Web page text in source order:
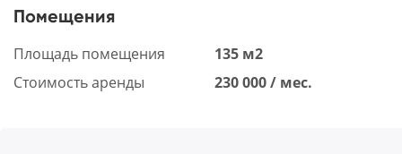
Помещения
Площадь помещения
135 м2
Стоимость аренды
230 000 / мес.